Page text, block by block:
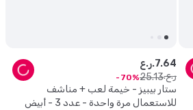
ستار بيبيز - خيمة لعب + مناشف
للاستعمال مرة واحدة - عدد 3 - أبيض
ر.ع.7.64
ر.ع.
25.13
70